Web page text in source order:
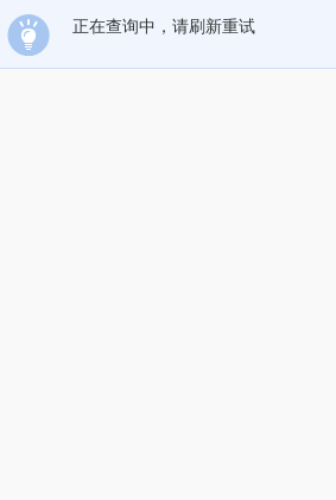
正在查询中，请刷新重试